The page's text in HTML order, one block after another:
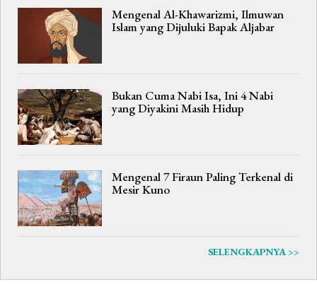
Mengenal Al-Khawarizmi, Ilmuwan
Islam yang Dijuluki Bapak Aljabar
Bukan Cuma Nabi Isa, Ini 4 Nabi
yang Diyakini Masih Hidup
Mengenal 7 Firaun Paling Terkenal di
Mesir Kuno
SELENGKAPNYA >>